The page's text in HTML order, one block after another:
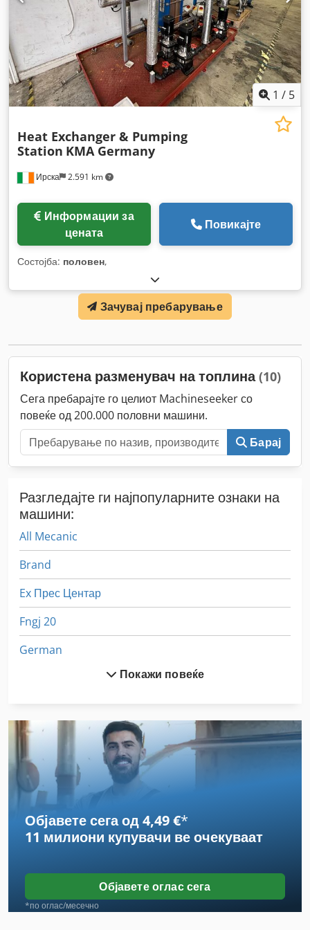
1 / 5
Ирска 2.591 km
Heat Exchanger & Pumping
Station KMA Germany
цената
Повикајте
Состојба: половен,
Зачувај пребарување
Користена разменувач на топлина(10)
Сега пребарајте го целиот Machineseeker со
повеќе од 200.000 половни машини.
Барај
Разгледајте ги најпопуларните ознаки на
машини:
All Mecanic
Brand
Ex Прес Центар
Fngj 20
German
Tak 18
Tps 330
Tur 560
Zett Хаос Технологија Gmbh
Вклучување Господар Профит 2
Волумен На Складирање
Заменик 200 Мм
Покажи повеќе
Објавете сега од 4,49 €*
11 милиони купувачи ве очекуваат
Објавете оглас сега
*по оглас/месечно